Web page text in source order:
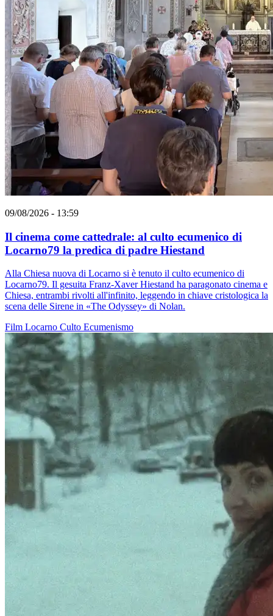
09/08/2026 - 13:59
Il cinema come cattedrale: al culto ecumenico di
Locarno79 la predica di padre Hiestand
Alla Chiesa nuova di Locarno si è tenuto il culto ecumenico di
Locarno79. Il gesuita Franz-Xaver Hiestand ha paragonato cinema e
Chiesa, entrambi rivolti all'infinito, leggendo in chiave cristologica la
scena delle Sirene in «The Odyssey» di Nolan.
Film Locarno Culto Ecumenismo